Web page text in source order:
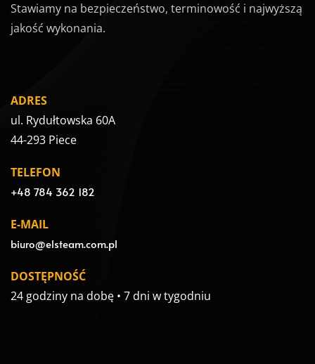
Stawiamy na bezpieczeństwo, terminowość i najwyższą
jakość wykonania.
ADRES
ul. Rydułtowska 60A
44-293 Piece
TELEFON
+48 784 362 182
E-MAIL
biuro@elsteam.com.pl
DOSTĘPNOŚĆ
24 godziny na dobę • 7 dni w tygodniu